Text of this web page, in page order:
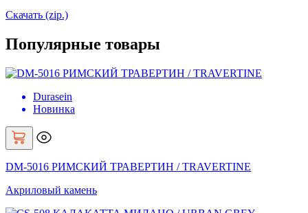
Скачать (zip.)
Популярные товары
Durasein
Новинка
DM-5016 РИМСКИЙ ТРАВЕРТИН / TRAVERTINE
Акриловый камень